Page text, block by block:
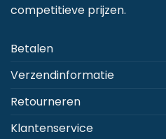
competitieve prijzen.
Betalen
Verzendinformatie
Retourneren
Klantenservice